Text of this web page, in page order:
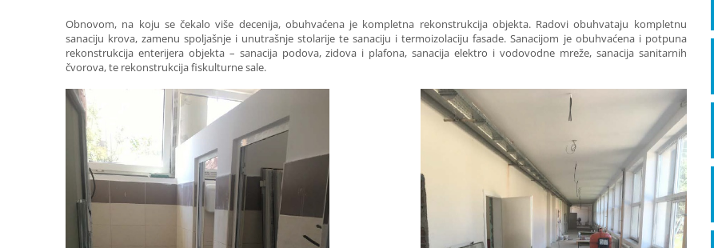
Obnovom, na koju se čekalo više decenija, obuhvaćena je kompletna rekonstrukcija objekta. Radovi obuhvataju kompletnu
sanaciju krova, zamenu spoljašnje i unutrašnje stolarije te sanaciju i termoizolaciju fasade. Sanacijom je obuhvaćena i potpuna
rekonstrukcija enterijera objekta – sanacija podova, zidova i plafona, sanacija elektro i vodovodne mreže, sanacija sanitarnih
čvorova, te rekonstrukcija fiskulturne sale.